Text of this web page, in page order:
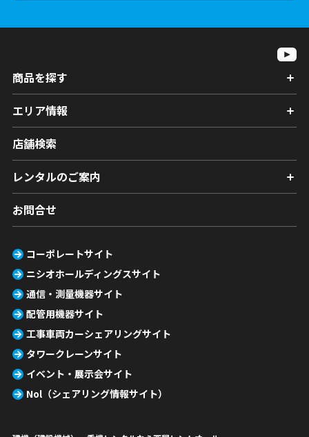
商品を探す
エリア情報
店舗検索
レンタルのご案内
お問合せ
コーポレートサイト
ニシオホールディングスサイト
通信・測量機器サイト
配管用機器サイト
工事車両カーシェアリングサイト
タワークレーンサイト
イベント・展示会サイト
Nol（シェアリング情報サイト）